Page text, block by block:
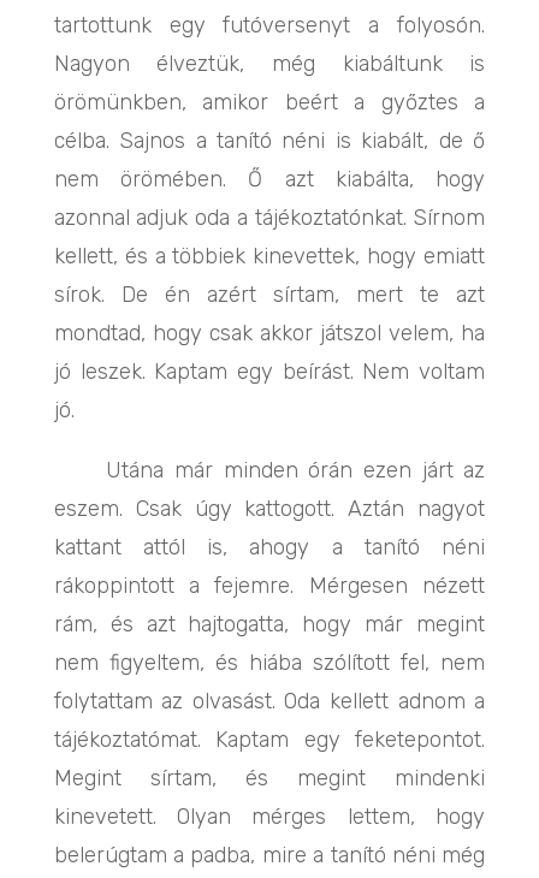
tartottunk egy futóversenyt a folyosón.
Nagyon élveztük, még kiabáltunk is
örömünkben, amikor beért a győztes a
célba. Sajnos a tanító néni is kiabált, de ő
nem örömében. Ő azt kiabálta, hogy
azonnal adjuk oda a tájékoztatónkat. Sírnom
kellett, és a többiek kinevettek, hogy emiatt
sírok. De én azért sírtam, mert te azt
mondtad, hogy csak akkor játszol velem, ha
jó leszek. Kaptam egy beírást. Nem voltam
jó.
Utána már minden órán ezen járt az
eszem. Csak úgy kattogott. Aztán nagyot
kattant attól is, ahogy a tanító néni
rákoppintott a fejemre. Mérgesen nézett
rám, és azt hajtogatta, hogy már megint
nem figyeltem, és hiába szólított fel, nem
folytattam az olvasást. Oda kellett adnom a
tájékoztatómat. Kaptam egy feketepontot.
Megint sírtam, és megint mindenki
kinevetett. Olyan mérges lettem, hogy
belerúgtam a padba, mire a tanító néni még